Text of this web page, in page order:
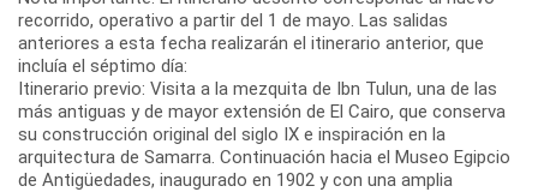
recorrido, operativo a partir del 1 de mayo. Las salidas
anteriores a esta fecha realizarán el itinerario anterior, que
incluía el séptimo día:
Itinerario previo: Visita a la mezquita de Ibn Tulun, una de las
más antiguas y de mayor extensión de El Cairo, que conserva
su construcción original del siglo IX e inspiración en la
arquitectura de Samarra. Continuación hacia el Museo Egipcio
de Antigüedades, inaugurado en 1902 y con una amplia